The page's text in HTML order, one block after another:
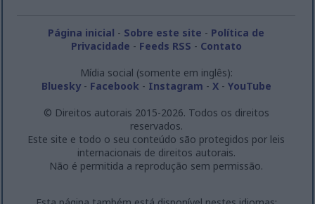
Página inicial - Sobre este site - Política de
Privacidade - Feeds RSS - Contato
Mídia social (somente em inglês):
Bluesky- Facebook - Instagram - X- YouTube
© Direitos autorais 2015-2026. Todos os direitos
reservados.
Este site e todo o seu conteúdo são protegidos por leis
internacionais de direitos autorais.
Não é permitida a reprodução sem permissão.